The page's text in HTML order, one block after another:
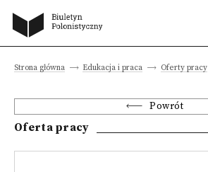
Strona główna Edukacja i praca Oferty pracy
Powrót
Oferta pracy